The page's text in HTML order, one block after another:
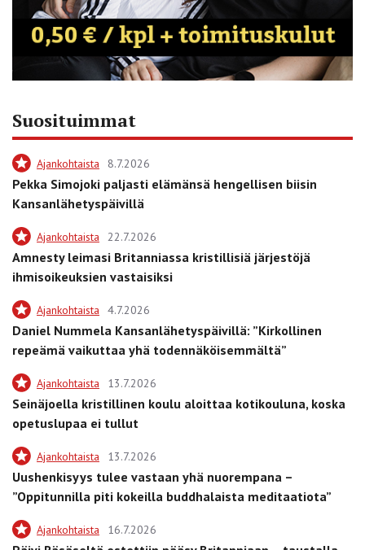
Suosituimmat
Ajankohtaista 8.7.2026
Pekka Simojoki paljasti elämänsä hengellisen biisin
Kansanlähetyspäivillä
Ajankohtaista 22.7.2026
Amnesty leimasi Britanniassa kristillisiä järjestöjä
ihmisoikeuksien vastaisiksi
Ajankohtaista 4.7.2026
Daniel Nummela Kansanlähetyspäivillä: ”Kirkollinen
repeämä vaikuttaa yhä todennäköisemmältä”
Ajankohtaista 13.7.2026
Seinäjoella kristillinen koulu aloittaa kotikouluna, koska
opetuslupaa ei tullut
Ajankohtaista 13.7.2026
Uushenkisyys tulee vastaan yhä nuorempana –
”Oppitunnilla piti kokeilla buddhalaista meditaatiota”
Ajankohtaista 16.7.2026